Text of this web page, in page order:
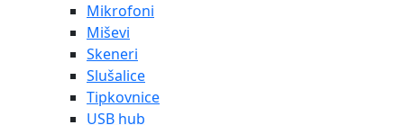
Mikrofoni
Miševi
Skeneri
Slušalice
Tipkovnice
USB hub